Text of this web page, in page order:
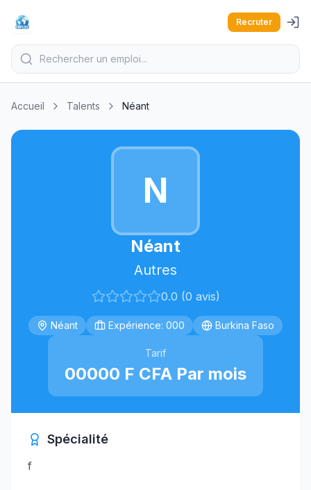
Recruter
Accueil Talents Néant
N
Néant
Autres
0.0 (0 avis)
Néant Expérience: 000 Burkina Faso
Tarif
00000 F CFA Par mois
Spécialité
f